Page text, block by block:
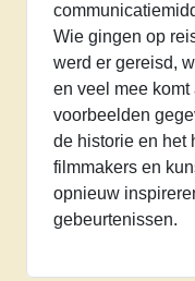
Wie gingen op
werd er gereisd,
en veel mee
voorbeelden
de historie en het
filmmakers en
opnieuw
gebeurtenissen.